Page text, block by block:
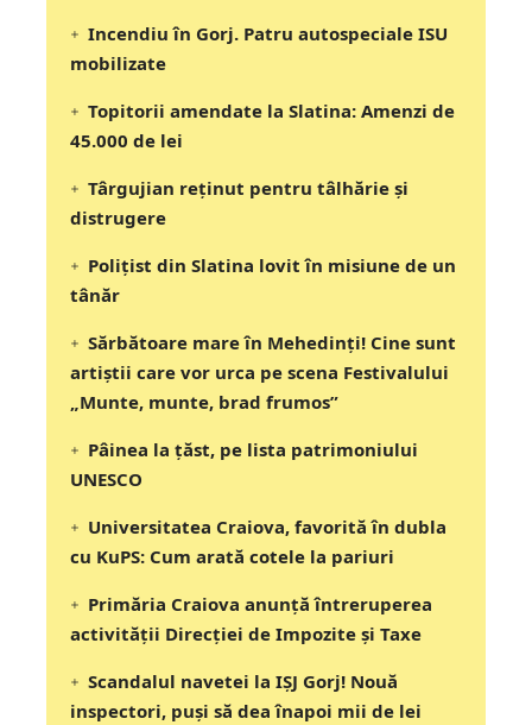
Incendiu în Gorj. Patru autospeciale ISU
mobilizate
Topitorii amendate la Slatina: Amenzi de
45.000 de lei
Târgujian reținut pentru tâlhărie și
distrugere
Polițist din Slatina lovit în misiune de un
tânăr
Sărbătoare mare în Mehedinți! Cine sunt
artiștii care vor urca pe scena Festivalului
„Munte, munte, brad frumos”
Pâinea la țăst, pe lista patrimoniului
UNESCO
Universitatea Craiova, favorită în dubla
cu KuPS: Cum arată cotele la pariuri
Primăria Craiova anunță întreruperea
activității Direcției de Impozite și Taxe
Scandalul navetei la IȘJ Gorj! Nouă
inspectori, puși să dea înapoi mii de lei